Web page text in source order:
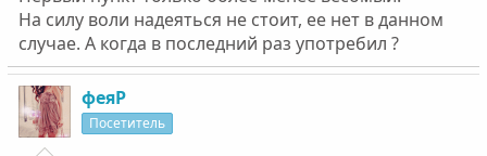
На силу воли надеяться не стоит, ее нет в данном
случае. А когда в последний раз употребил ?
феяР
Посетитель